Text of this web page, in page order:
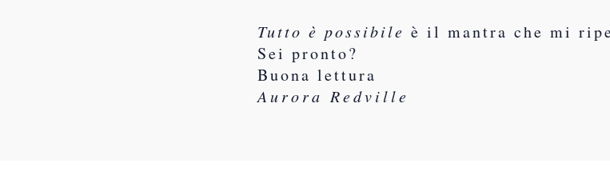
Tutto è possibile è il mantra che mi
Sei pronto?
Buona lettura
Aurora Redville